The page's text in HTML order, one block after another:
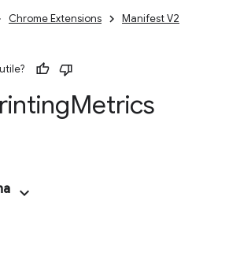
Chrome Extensions
Manifest V2
Metrics